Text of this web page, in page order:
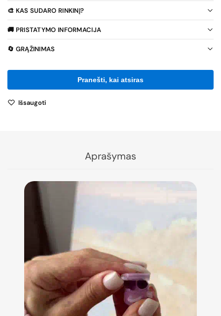
🎨 KAS SUDARO RINKINĮ?
🚚 PRISTATYMO INFORMACIJA
🔄 GRĄŽINIMAS
Išsaugoti
Aprašymas